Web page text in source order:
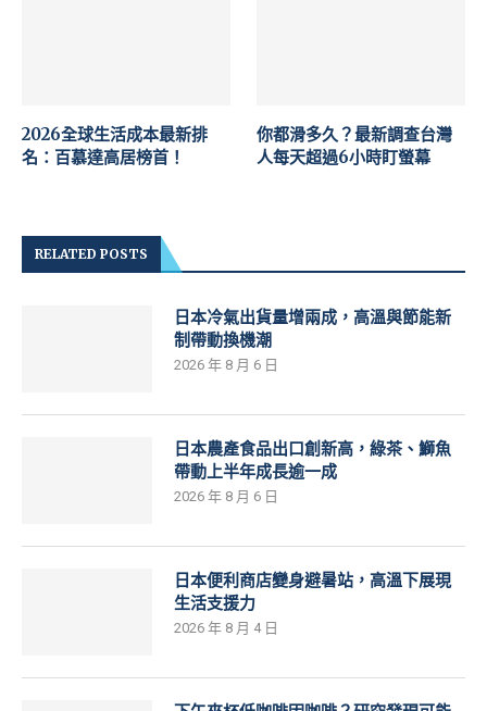
2026全球生活成本最新排
名：百慕達高居榜首！
你都滑多久？最新調查台灣
人每天超過6小時盯螢幕
RELATED POSTS
日本冷氣出貨量增兩成，高溫與節能新
制帶動換機潮
2026 年 8 月 6 日
日本農產食品出口創新高，綠茶、鰤魚
帶動上半年成長逾一成
2026 年 8 月 6 日
日本便利商店變身避暑站，高溫下展現
生活支援力
2026 年 8 月 4 日